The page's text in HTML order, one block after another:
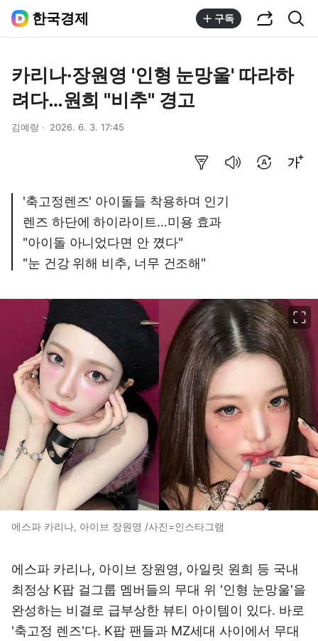
한국경제 구독
카리나·장원영 '인형 눈망울' 따라하
려다…원희 "비추" 경고
김예랑 2026. 6. 3. 17:45
'축고정렌즈' 아이돌들 착용하며 인기
렌즈 하단에 하이라이트…미용 효과
"아이돌 아니었다면 안 꼈다"
"눈 건강 위해 비추, 너무 건조해"
에스파 카리나, 아이브 장원영 /사진=인스타그램
에스파 카리나, 아이브 장원영, 아일릿 원희 등 국내
최정상 K팝 걸그룹 멤버들의 무대 위 '인형 눈망울'을
완성하는 비결로 급부상한 뷰티 아이템이 있다. 바로
'축고정 렌즈'다. K팝 팬들과 MZ세대 사이에서 무대